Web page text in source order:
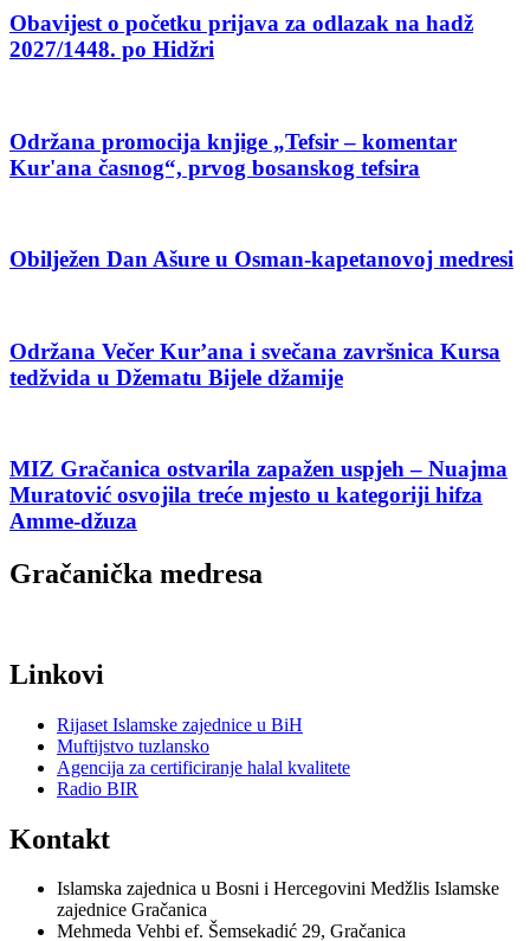
Obavijest o početku prijava za odlazak na hadž
2027/1448. po Hidžri
Održana promocija knjige „Tefsir – komentar
Kur'ana časnog“, prvog bosanskog tefsira
Obilježen Dan Ašure u Osman-kapetanovoj medresi
Održana Večer Kur’ana i svečana završnica Kursa
tedžvida u Džematu Bijele džamije
MIZ Gračanica ostvarila zapažen uspjeh – Nuajma
Muratović osvojila treće mjesto u kategoriji hifza
Amme-džuza
Gračanička medresa
Linkovi
Rijaset Islamske zajednice u BiH
Muftijstvo tuzlansko
Agencija za certificiranje halal kvalitete
Radio BIR
Kontakt
Islamska zajednica u Bosni i Hercegovini Medžlis Islamske
zajednice Gračanica
Mehmeda Vehbi ef. Šemsekadić 29, Gračanica